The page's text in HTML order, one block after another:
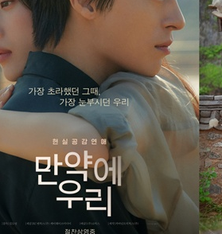
최신 뉴스 연예 라이프
밴드 네이